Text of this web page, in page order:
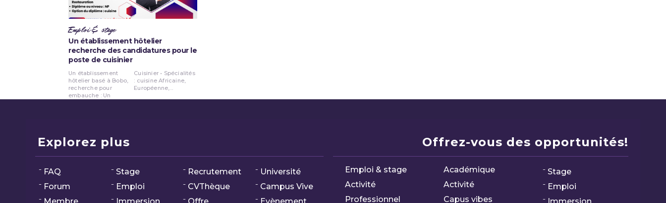
Emploi & stage
Un établissement hôtelier
recherche des candidatures pour le
poste de cuisinier
Un établissement
hôtelier basé à Bobo,
recherche pour
embauche : Un
Cuisinier • Spécialités
: cuisine Africaine,
Européenne,...
Explorez plus
FAQ
Forum
Membre
Stage
Emploi
Immersion
Recrutement
CVThèque
Offre
Université
Campus Vive
Evènement
Offrez-vous des opportunités!
Emploi & stage
Activité
Professionnel
Académique
Activité
Capus vibes
Stage
Emploi
Immersion